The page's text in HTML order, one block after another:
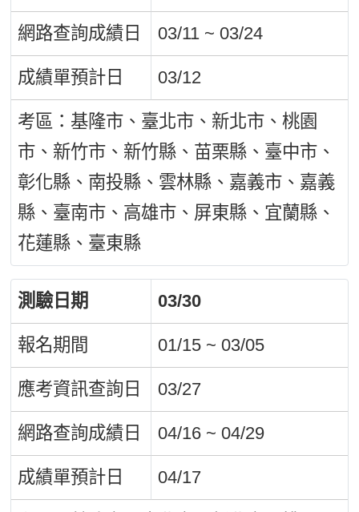
網路查詢成績日 03/11 ~ 03/24
成績單預計日 03/12
考區：基隆市、臺北市、新北市、桃園
市、新竹市、新竹縣、苗栗縣、臺中市、
彰化縣、南投縣、雲林縣、嘉義市、嘉義
縣、臺南市、高雄市、屏東縣、宜蘭縣、
花蓮縣、臺東縣
測驗日期 03/30
報名期間 01/15 ~ 03/05
應考資訊查詢日 03/27
網路查詢成績日 04/16 ~ 04/29
成績單預計日 04/17